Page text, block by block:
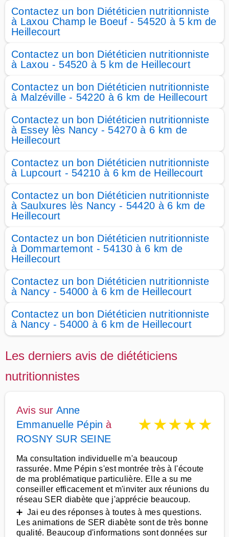
Contactez un bon Diététicien nutritionniste
à Laxou Champ le Boeuf - 54520 à 5 km de
Heillecourt
Contactez un bon Diététicien nutritionniste
à Laxou - 54520 à 5 km de Heillecourt
Contactez un bon Diététicien nutritionniste
à Malzéville - 54220 à 6 km de Heillecourt
Contactez un bon Diététicien nutritionniste
à Essey lès Nancy - 54270 à 6 km de
Heillecourt
Contactez un bon Diététicien nutritionniste
à Lupcourt - 54210 à 6 km de Heillecourt
Contactez un bon Diététicien nutritionniste
à Saulxures lès Nancy - 54420 à 6 km de
Heillecourt
Contactez un bon Diététicien nutritionniste
à Dommartemont - 54130 à 6 km de
Heillecourt
Contactez un bon Diététicien nutritionniste
à Nancy - 54000 à 6 km de Heillecourt
Contactez un bon Diététicien nutritionniste
à Nancy - 54000 à 6 km de Heillecourt
Les derniers avis de diététiciens
nutritionnistes
Avis sur Anne
Emmanuelle Pépin à
ROSNY SUR SEINE
★★★★★
Ma consultation individuelle m'a beaucoup
rassurée. Mme Pépin s'est montrée très à l'écoute
de ma problématique particulière. Elle a su me
conseiller efficacement et m'inviter aux réunions du
réseau SER diabète que j'apprécie beaucoup.
➕ Jai eu des réponses à toutes à mes questions.
Les animations de SER diabète sont de très bonne
qualité. Beaucoup d'informations sont données sur